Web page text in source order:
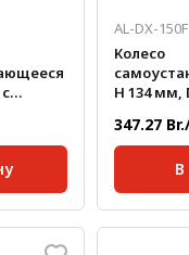
1,31
62
AL-DX-150F
Колесо
H 134 мм,
347.27
В
Масса,